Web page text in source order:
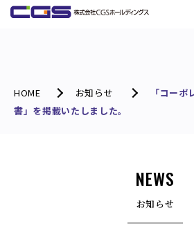
HOME お知らせ
「コー
書」を掲載いたしました。
NEWS
お知らせ